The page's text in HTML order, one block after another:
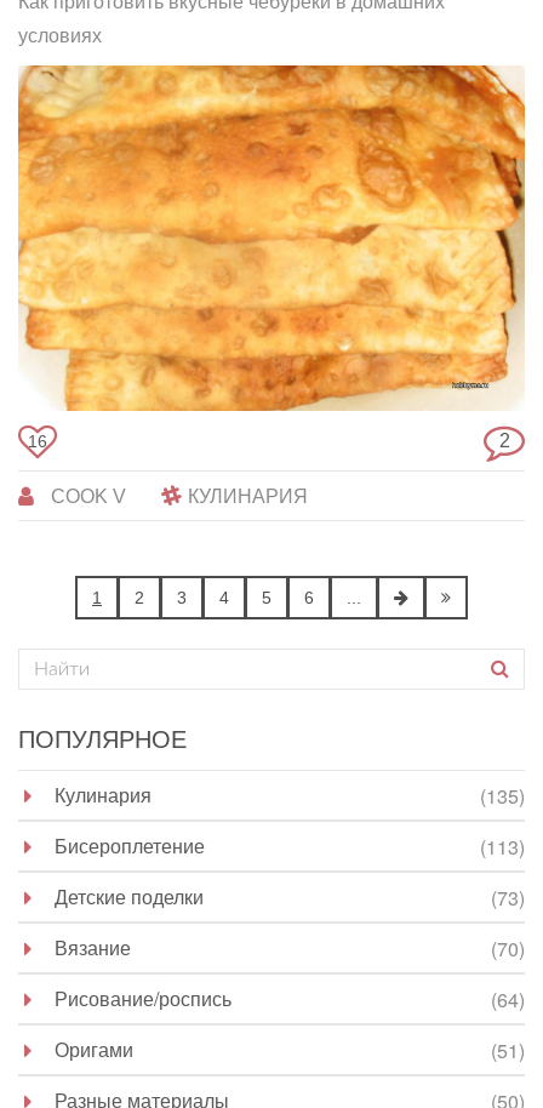
условиях
16 2
COOK V КУЛИНАРИЯ
1 2 3 4 5 6 ...
ПОПУЛЯРНОЕ
Кулинария
(135)
Бисероплетение
(113)
Детские поделки
(73)
Вязание
(70)
Рисование/роспись
(64)
Оригами
(51)
Разные материалы
(50)